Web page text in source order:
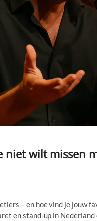
niet wilt missen
– en hoe vind je jouw
en stand-up in